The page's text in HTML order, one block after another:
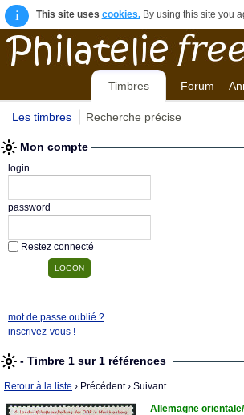
i This site uses cookies.By using this site you
Timbres Forum
Les timbres Recherche précise
Mon compte
login
password
Restez connecté
mot de passe oublié ?
inscrivez-vous !
- Timbre 1 sur 1 références
Retour à la liste › Précédent› Suivant
Allemagne